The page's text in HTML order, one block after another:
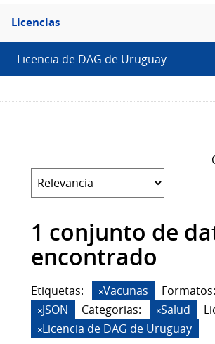
Filtro
Licencias
Licencias
Licencia de DAG de Uruguay
1 conjunto de
encontrado
Etiquetas: Vacunas Formatos:
JSON
Categorias: Salud
Licencia de DAG de Uruguay